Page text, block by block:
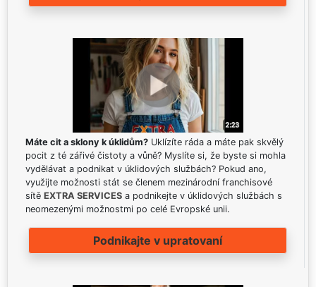
Máte cit a sklony k úklidům? Uklízíte ráda a máte pak skvělý
pocit z té zářivé čistoty a vůně? Myslíte si, že byste si mohla
vydělávat a podnikat v úklidových službách? Pokud ano,
využijte možnosti stát se členem mezinárodní franchisové
sítě EXTRA SERVICES a podnikejte v úklidových službách s
neomezenými možnostmi po celé Evropské unii.
Podnikajte v upratovaní